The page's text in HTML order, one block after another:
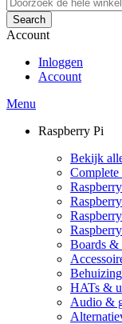
Search
Account
Inloggen
Account
Menu
Raspberry Pi
Bekijk
Boards &
HATs &
Audio &